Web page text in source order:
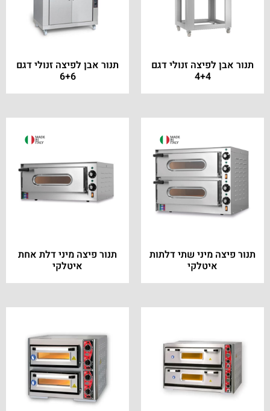
תנור אבן לפיצה זנולי דגם
4+4
תנור אבן לפיצה זנולי דגם
6+6
תנור פיצה מיני שתי דלתות
איטלקי
תנור פיצה מיני דלת אחת
איטלקי